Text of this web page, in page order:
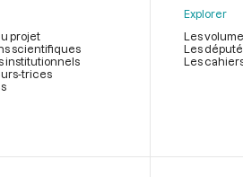
projet
scientifiques
institutionnels
trices
Explorer
Les
Les
Les